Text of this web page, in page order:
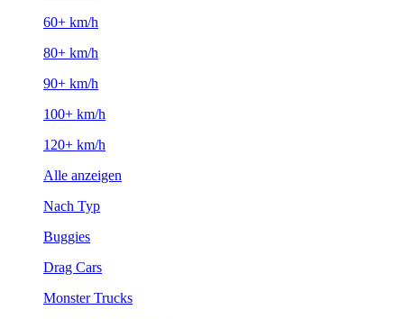
60+ km/h
80+ km/h
90+ km/h
100+ km/h
120+ km/h
Alle anzeigen
Nach Typ
Buggies
Drag Cars
Monster Trucks